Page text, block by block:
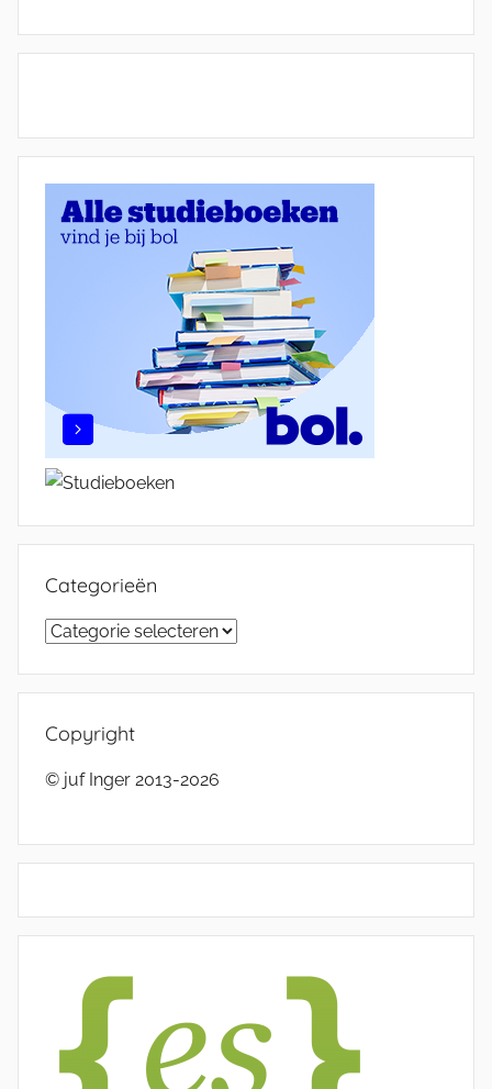
Categorieën
Categorieën
Copyright
© juf Inger 2013-2026